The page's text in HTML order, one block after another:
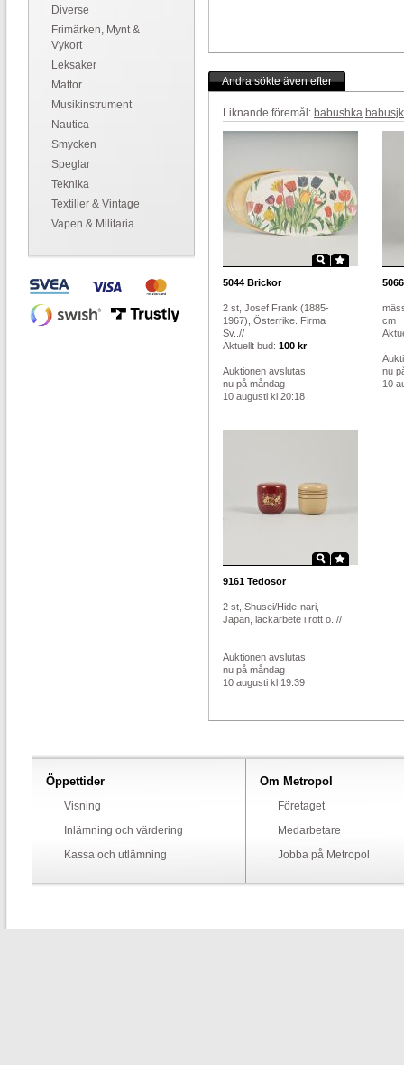
Diverse
Frimärken, Mynt &
Vykort
Leksaker
Mattor
Musikinstrument
Nautica
Smycken
Speglar
Teknika
Textilier & Vintage
Vapen & Militaria
Andra sökte även efter
Liknande föremål: babushka
5044 Brickor
2 st, Josef Frank (1885-
1967), Österrike. Firma
Sv..//
Aktuellt bud: 100 kr
Auktionen avslutas
nu på måndag
10 augusti kl 20:18
5066
cm
nu
10
9161 Tedosor
2 st, Shusei/Hide-nari,
Japan, lackarbete i rött o..//
Auktionen avslutas
nu på måndag
10 augusti kl 19:39
Öppettider
Visning
Inlämning och värdering
Kassa och utlämning
Om Metropol
Företaget
Medarbetare
Jobba på Metropol